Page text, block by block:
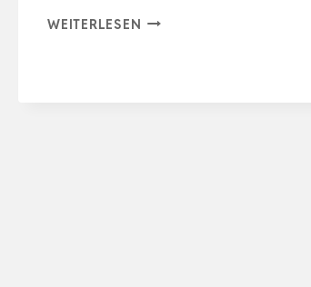
WEITERLESEN BOXTECH